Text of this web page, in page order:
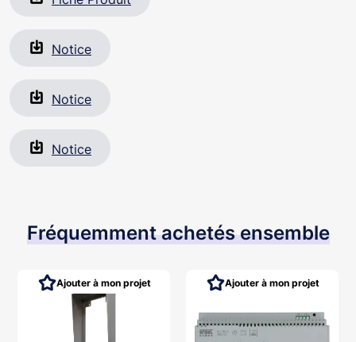
complète avec les systèmes smarthome Yokis :
le confort dans le logement : scénario de vie,
chauffage, des caméras, de l’alarme...
Notice
Notice
Notice
Fréquemment achetés ensemble
Ajouter à mon projet Ajouter à mon projet